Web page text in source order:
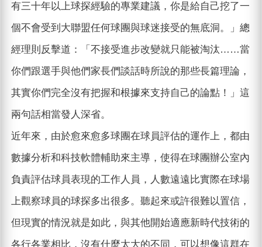
有三十年以上球探經驗的專業建議，你是給自己挖了一
個不會受到大聯盟任何球團與球迷接受的無底洞。」總
經理則反擊道：「不接受進步改變就只能被淘汰……當
你們跟選手與他們家長們談話時所說的那些長篇理論，
其實你們完全沒有把握和根據來支持自己的論點！」這
兩句話相當發人深省。
近年來，由於愈來愈多球團在球員評估的運作上，都由
數據分析和科技軟體輔助來主導，使得在球團辦公室內
負責評估球員表現的工作人員，人數遠遠比實際在球場
上觀察球員的球探多出很多。聽起來或許很難以置信，
但現實的情況就是如此，與其他開始適應新時代技術的
各行各業相比，沒有什麼太大的不同，可以想像這群在